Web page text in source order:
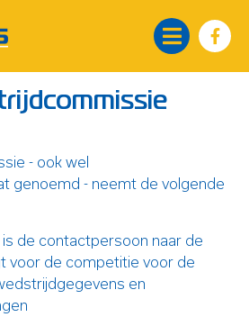
- ook wel
genoemd - neemt de volgende
is de contactpersoon naar de
voor de competitie voor de
en